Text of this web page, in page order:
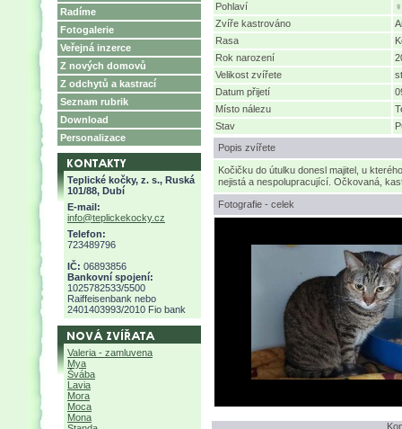
Radíme
Fotogalerie
Veřejná inzerce
Z nových domovů
Z odchytů a kastrací
Seznam rubrik
Download
Personalizace
Teplické kočky, z. s., Ruská
101/88, Dubí
E-mail:
info@teplickekocky.cz
Telefon:
723489796
IČ: 06893856
Bankovní spojení:
1025782533/5500
Raiffeisenbank nebo
2401403993/2010 Fio bank
Valeria - zamluvena
Mya
Švába
Lavia
Mora
Moca
Mona
Pohlaví
Zvíře kastrováno
Rasa
Rok narození
Velikost zvířete
Datum přijetí
Místo nálezu
Stav
Popis zvířete
Kočičku do útulku donesl majitel, u
nejistá a nespolupracující. Očkovaná,
Fotografie - celek